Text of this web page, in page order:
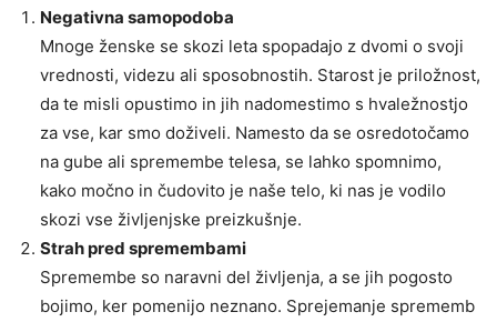
Negativna samopodoba
Mnoge ženske se skozi leta spopadajo z dvomi o svoji
vrednosti, videzu ali sposobnostih. Starost je priložnost,
da te misli opustimo in jih nadomestimo s hvaležnostjo
za vse, kar smo doživeli. Namesto da se osredotočamo
na gube ali spremembe telesa, se lahko spomnimo,
kako močno in čudovito je naše telo, ki nas je vodilo
skozi vse življenjske preizkušnje.
Strah pred spremembami
Spremembe so naravni del življenja, a se jih pogosto
bojimo, ker pomenijo neznano. Sprejemanje sprememb